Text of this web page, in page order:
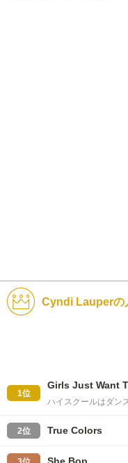
Cyndi Lauperの
1位
Girls Just Want
ハイスクールはダン
2位 True Colors